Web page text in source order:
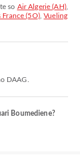
so Air Algerie (AH),
France (5O),Vueling
DAAG.
Boumediene?